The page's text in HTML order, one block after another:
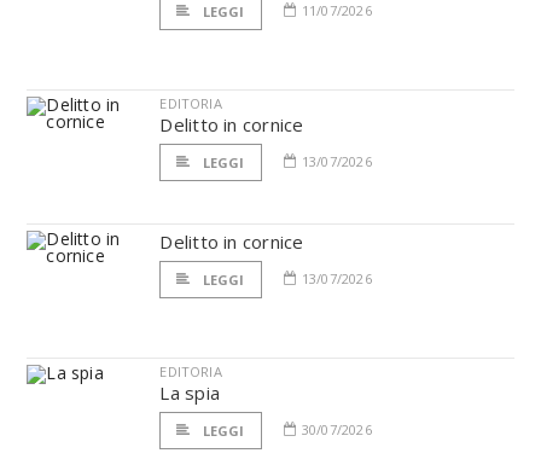
LEGGI 11/07/2026
EDITORIA
Delitto in cornice
LEGGI 13/07/2026
Delitto in cornice
LEGGI 13/07/2026
EDITORIA
La spia
LEGGI 30/07/2026